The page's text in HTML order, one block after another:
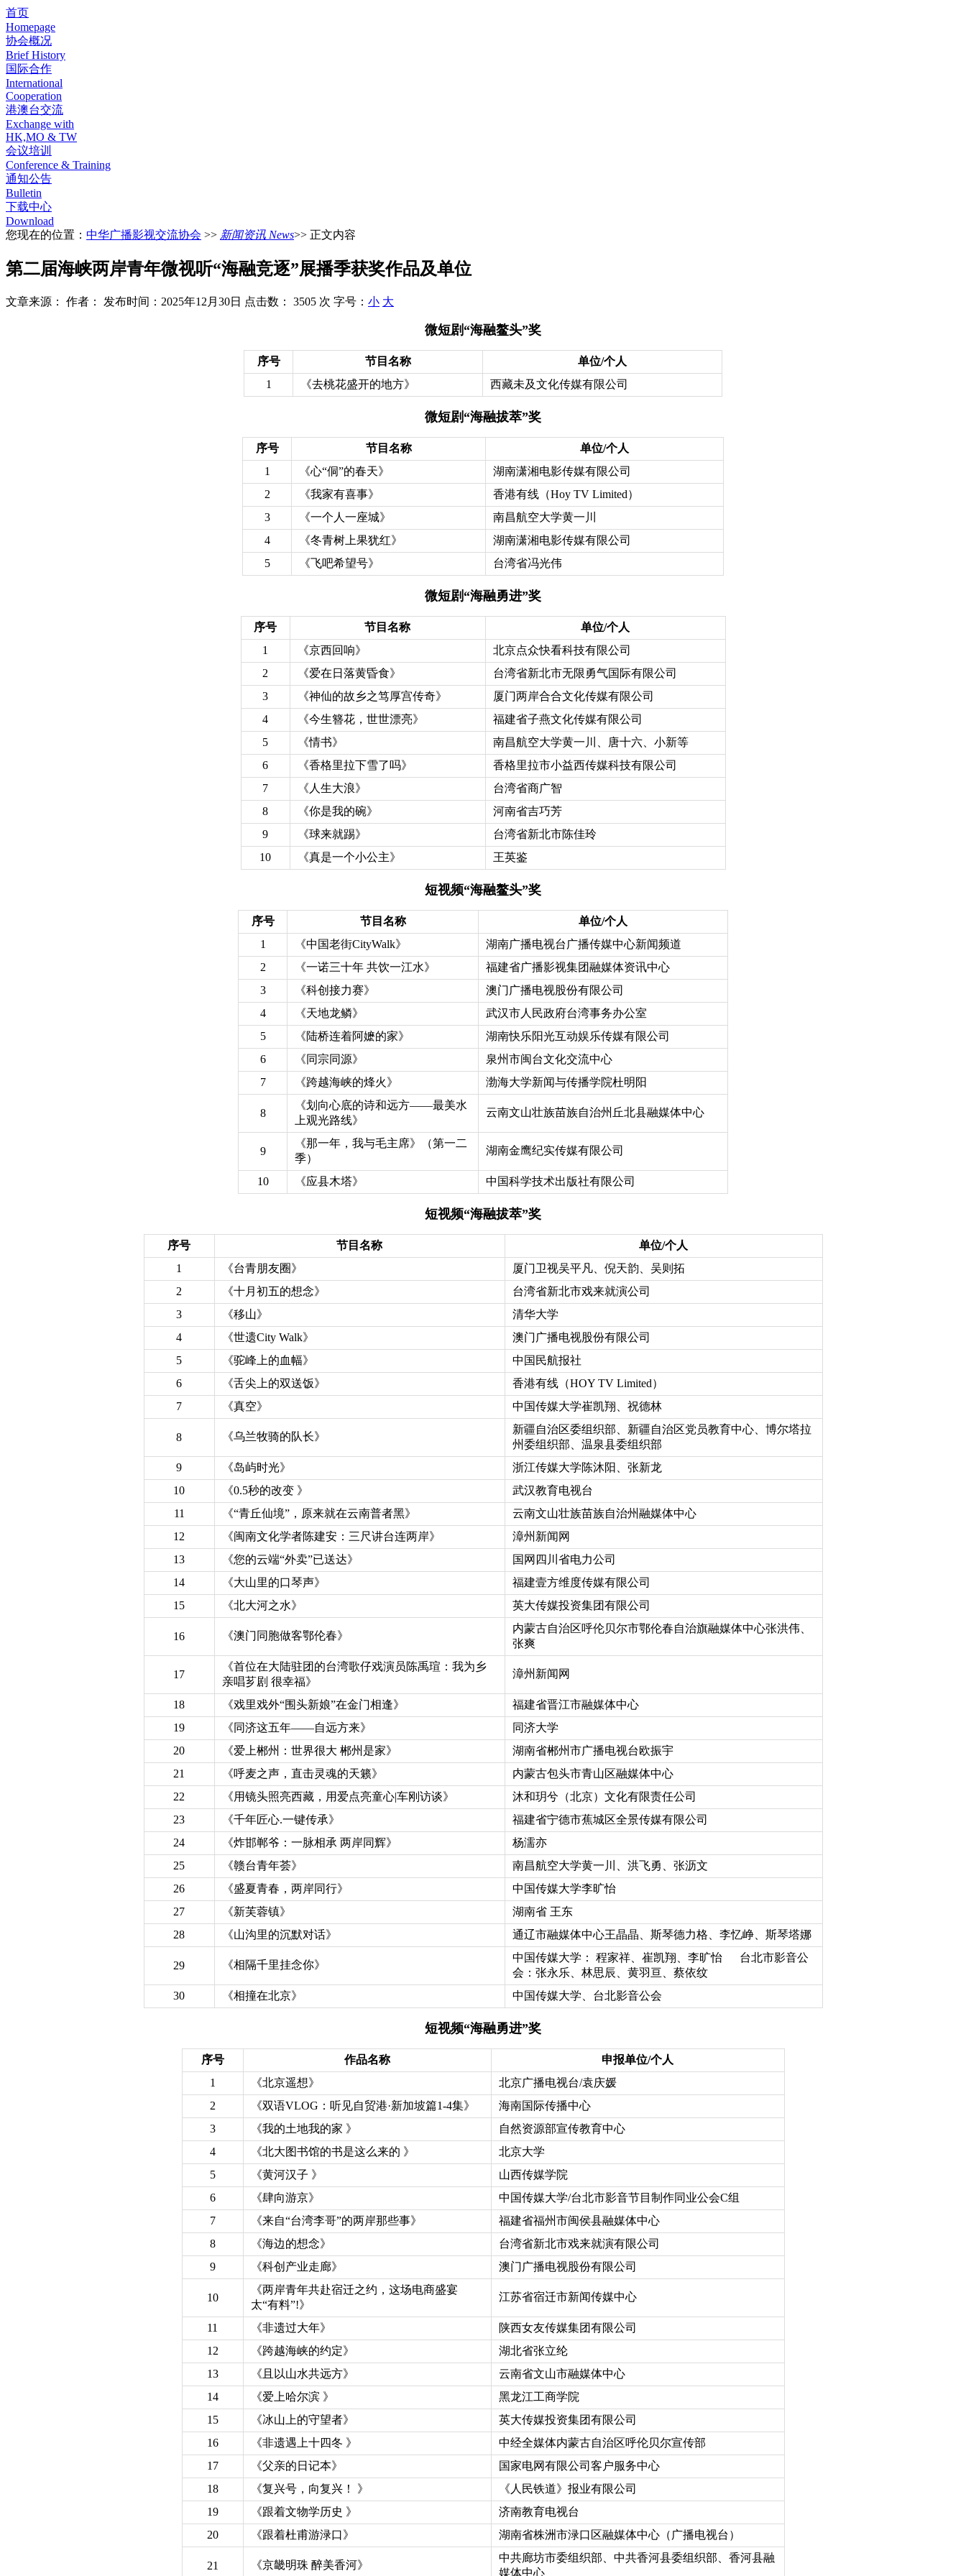
首页
Homepage
协会概况
Brief History
国际合作
International
Cooperation
港澳台交流
Exchange with
HK,MO & TW
会议培训
Conference & Training
通知公告
Bulletin
下载中心
Download
您现在的位置： 中华广播影视交流协会 >> 新闻资讯 News>> 正文内容
第二届海峡两岸青年微视听“海融竞逐”展播季获奖作品及单位
文章来源： 作者： 发布时间：2025年12月30日 点击数： 3505 次 字号： 小 大
微短剧“海融鳌头”奖
序号 节目名称
单位/个人
1
《去桃花盛开的地方》 西藏未及文化传媒有限公司
微短剧“海融拔萃”奖
序号 节目名称
单位/个人
1
《心“侗”的春天》
湖南潇湘电影传媒有限公司
2
《我家有喜事》
香港有线（Hoy TV Limited）
3
《一个人一座城》
南昌航空大学黄一川
4
《冬青树上果犹红》
湖南潇湘电影传媒有限公司
5
《飞吧希望号》 台湾省冯光伟
微短剧“海融勇进”奖
序号 节目名称
单位/个人
1
《京西回响》
北京点众快看科技有限公司
2
《爱在日落黄昏食》
台湾省新北市无限勇气国际有限公司
3
《神仙的故乡之笃厚宫传奇》
厦门两岸合合文化传媒有限公司
4
《今生簪花，世世漂亮》
福建省子燕文化传媒有限公司
5
《情书》
南昌航空大学黄一川、唐十六、小新等
6
《香格里拉下雪了吗》
香格里拉市小益西传媒科技有限公司
7
《人生大浪》
台湾省商广智
8
《你是我的碗》
河南省吉巧芳
9
《球来就踢》
台湾省新北市陈佳玲
10
《真是一个小公主》 王英鉴
短视频“海融鳌头”奖
序号 节目名称
单位/个人
1
《中国老街CityWalk》
湖南广播电视台广播传媒中心新闻频道
2
《一诺三十年 共饮一江水》
福建省广播影视集团融媒体资讯中心
3
《科创接力赛》
澳门广播电视股份有限公司
4
《天地龙鳞》
武汉市人民政府台湾事务办公室
5
《陆桥连着阿嬷的家》
湖南快乐阳光互动娱乐传媒有限公司
6
《同宗同源》
泉州市闽台文化交流中心
7
《跨越海峡的烽火》 渤海大学新闻与传播学院杜明阳
8
《划向心底的诗和远方——最美水
上观光路线》
云南文山壮族苗族自治州丘北县融媒体中心
9
《那一年，我与毛主席》（第一二
季）
湖南金鹰纪实传媒有限公司
10 《应县木塔》 中国科学技术出版社有限公司
短视频“海融拔萃”奖
序号 节目名称
单位/个人
1
《台青朋友圈》
厦门卫视吴平凡、倪天韵、吴则拓
2
《十月初五的想念》
台湾省新北市戏来就演公司
3
《移山》
清华大学
4
《世遗City Walk》
澳门广播电视股份有限公司
5
《驼峰上的血幅》
中国民航报社
6
《舌尖上的双送饭》
香港有线（HOY TV Limited）
7
《真空》 中国传媒大学崔凯翔、祝德林
8 《乌兰牧骑的队长》
新疆自治区委组织部、新疆自治区党员教育中心、博尔塔拉
州委组织部、温泉县委组织部
9
《岛屿时光》
浙江传媒大学陈沐阳、张新龙
10
《0.5秒的改变 》
武汉教育电视台
11
《“青丘仙境”，原来就在云南普者黑》
云南文山壮族苗族自治州融媒体中心
12
《闽南文化学者陈建安：三尺讲台连两岸》
漳州新闻网
13
《您的云端“外卖”已送达》
国网四川省电力公司
14
《大山里的口琴声》
福建壹方维度传媒有限公司
15
《北大河之水》 英大传媒投资集团有限公司
16 《澳门同胞做客鄂伦春》
内蒙古自治区呼伦贝尔市鄂伦春自治旗融媒体中心张洪伟、
张爽
17
《首位在大陆驻团的台湾歌仔戏演员陈禹瑄：我为乡
亲唱芗剧 很幸福》
漳州新闻网
18 《戏里戏外“围头新娘”在金门相逢》
福建省晋江市融媒体中心
19
《同济这五年——自远方来》
同济大学
20
《爱上郴州：世界很大 郴州是家》
湖南省郴州市广播电视台欧振宇
21
《呼麦之声，直击灵魂的天籁》
内蒙古包头市青山区融媒体中心
22
《用镜头照亮西藏，用爱点亮童心|车刚访谈》
沐和玥兮（北京）文化有限责任公司
23
《千年匠心.一键传承》
福建省宁德市蕉城区全景传媒有限公司
24
《炸邯郸爷：一脉相承 两岸同辉》
杨濡亦
25
《赣台青年荟》
南昌航空大学黄一川、洪飞勇、张沥文
26
《盛夏青春，两岸同行》
中国传媒大学李旷怡
27
《新芙蓉镇》
湖南省 王东
28
《山沟里的沉默对话》 通辽市融媒体中心王晶晶、斯琴德力格、李忆峥、斯琴塔娜
29 《相隔千里挂念你》
中国传媒大学： 程家祥、崔凯翔、李旷怡 台北市影音公
会：张永乐、林思辰、黄羽亘、蔡依纹
30
《相撞在北京》 中国传媒大学、台北影音公会
短视频“海融勇进”奖
序号 作品名称
申报单位/个人
1
《北京遥想》
北京广播电视台/袁庆媛
2
《双语VLOG：听见自贸港·新加坡篇1-4集》
海南国际传播中心
3
《我的土地我的家 》
自然资源部宣传教育中心
4
《北大图书馆的书是这么来的 》
北京大学
5
《黄河汉子 》
山西传媒学院
6
《肆向游京》
中国传媒大学/台北市影音节目制作同业公会C组
7
《来自“台湾李哥”的两岸那些事》
福建省福州市闽侯县融媒体中心
8
《海边的想念》
台湾省新北市戏来就演有限公司
9
《科创产业走廊》 澳门广播电视股份有限公司
10
《两岸青年共赴宿迁之约，这场电商盛宴
太“有料”!》
江苏省宿迁市新闻传媒中心
11 《非遗过大年》
陕西女友传媒集团有限公司
12
《跨越海峡的约定》
湖北省张立纶
13
《且以山水共远方》
云南省文山市融媒体中心
14
《爱上哈尔滨 》
黑龙江工商学院
15
《冰山上的守望者》
英大传媒投资集团有限公司
16
《非遗遇上十四冬 》
中经全媒体内蒙古自治区呼伦贝尔宣传部
17
《父亲的日记本》
国家电网有限公司客户服务中心
18
《复兴号，向复兴！ 》
《人民铁道》报业有限公司
19
《跟着文物学历史 》
济南教育电视台
20
《跟着杜甫游渌口》 湖南省株洲市渌口区融媒体中心（广播电视台）
21 《京畿明珠 醉美香河》
中共廊坊市委组织部、中共香河县委组织部、香河县融
媒体中心